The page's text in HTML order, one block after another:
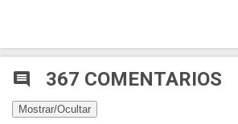
comment 367 COMENTARIOS
Mostrar/Ocultar